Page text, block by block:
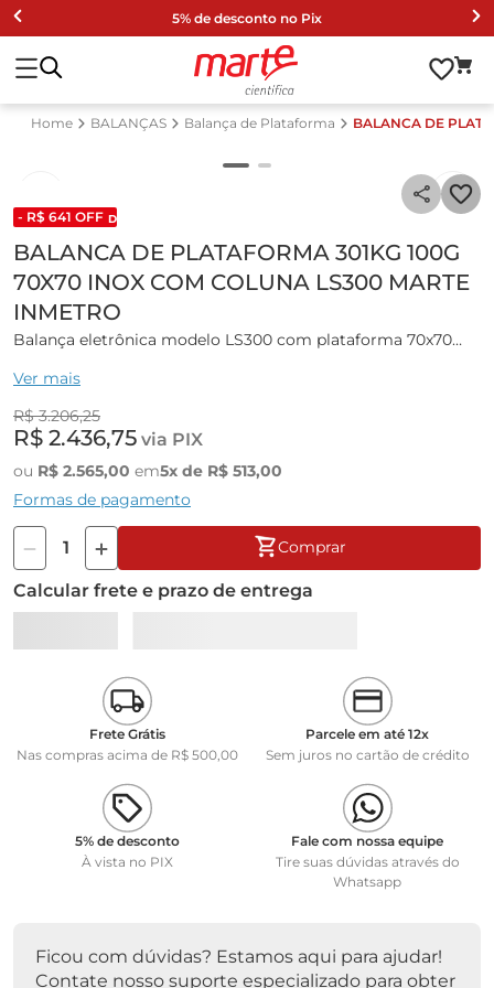
5% de desconto no Pix
BALANÇAS Balança de Plataforma BALANCA DE
- R$ 641 OFF DESCONTO DE LISTA 2024
BALANCA DE PLATAFORMA 301KG 100G
70X70 INOX COM COLUNA LS300 MARTE
INMETRO
Balança eletrônica modelo LS300 com plataforma 70x70
subtrativa em toda a escala.
Display digital de cristal líquido (LCD) retroiluminado com 8
indicador de estabilidade de leitura e de capacidade já
utilizada.
As balanças da linha LS Plus possuem 4 funções: pesagem,
contagem de peças, porcentagem absoluta, porcentagem
relativa.
A linha LS Plus não dispõe de configuração de envio da
dados continuamente pela porta RS232C (autoprint), a
impressão de dados é feita apenas pelo comando da tecla
Essa balança não é recomendada para a aplicações de
dosagem e formulação, pois não possui a configuração de
desativar a função Autozero. Portanto, toda e qualquer
carga adicionada ou retirada do prato que esteja abaixo da
carga mínima, não será atualizado o display.
• Sensibilidade e reprodutibilidade: 100g
• Campo de tara: toda a escala
Ver mais
R$ 3.206,25
R$ 2.436,75 via PIX
ou R$ 2.565,00 em5x de R$ 513,00
Formas de pagamento
Comprar
Calcular frete e prazo de entrega
Frete Grátis
Nas compras acima de R$ 500,00
Parcele em até 12x
Sem juros no cartão de crédito
5% de desconto
À vista no PIX
Fale com nossa equipe
Tire suas dúvidas através do
Whatsapp
Ficou com dúvidas? Estamos aqui para ajudar!
Contate nosso suporte especializado para obter